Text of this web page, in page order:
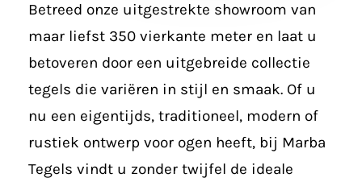
Betreed onze uitgestrekte showroom van
maar liefst 350 vierkante meter en laat u
betoveren door een uitgebreide collectie
tegels die variëren in stijl en smaak. Of u
nu een eigentijds, traditioneel, modern of
rustiek ontwerp voor ogen heeft, bij Marba
Tegels vindt u zonder twijfel de ideale